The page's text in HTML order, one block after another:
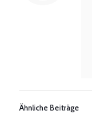
Ähnliche Beiträge